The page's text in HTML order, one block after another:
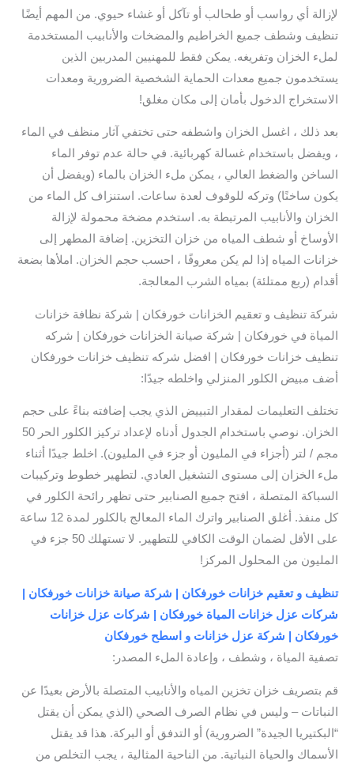
لإزالة أي رواسب أو طحالب أو تآكل أو غشاء حيوي. من المهم أيضًا
تنظيف وشطف جميع الخراطيم والمضخات والأنابيب المستخدمة
لملء الخزان وتفريغه. يمكن فقط للمهنيين المدربين الذين
يستخدمون جميع معدات الحماية الشخصية الضرورية ومعدات
الاستخراج الدخول بأمان إلى مكان مغلق!
بعد ذلك ، اغسل الخزان واشطفه حتى تختفي آثار منظف في الماء
، ويفضل باستخدام غسالة كهربائية. في حالة عدم توفر الماء
الساخن والضغط العالي ، يمكن ملء الخزان بالماء (ويفضل أن
يكون ساخنًا) وتركه للوقوف لعدة ساعات. استنزاف كل الماء من
الخزان والأنابيب المرتبطة به. استخدم مضخة محمولة لإزالة
الأوساخ أو شطف المياه من خزان التخزين. إضافة المطهر إلى
خزانات المياه إذا لم يكن معروفًا ، احسب حجم الخزان. املأها بضعة
أقدام (ربع ممتلئة) بمياه الشرب المعالجة.
شركة تنظيف و تعقيم الخزانات خورفكان | شركة نظافة خزانات
المياة في خورفكان | شركة صيانة الخزانات خورفكان | شركه
تنظيف خزانات خورفكان | افضل شركه تنظيف خزانات خورفكان
أضف مبيض الكلور المنزلي واخلطه جيدًا:
تختلف التعليمات لمقدار التبييض الذي يجب إضافته بناءً على حجم
الخزان. نوصي باستخدام الجدول أدناه لإعداد تركيز الكلور الحر 50
مجم / لتر (أجزاء في المليون أو جزء في المليون). اخلط جيدًا أثناء
ملء الخزان إلى مستوى التشغيل العادي. لتطهير خطوط وتركيبات
السباكة المتصلة ، افتح جميع الصنابير حتى تظهر رائحة الكلور في
كل منفذ. أغلق الصنابير واترك الماء المعالج بالكلور لمدة 12 ساعة
على الأقل لضمان الوقت الكافي للتطهير. لا تستهلك 50 جزء في
المليون من المحلول المركز!
تنظيف و تعقيم خزانات خورفكان | شركة صيانة خزانات خورفكان |
شركات عزل خزانات المياة خورفكان | شركات عزل خزانات
خورفكان | شركة عزل خزانات و اسطح خورفكان
تصفية المياة ، وشطف ، وإعادة الملء المصدر:
قم بتصريف خزان تخزين المياه والأنابيب المتصلة بالأرض بعيدًا عن
النباتات – وليس في نظام الصرف الصحي (الذي يمكن أن يقتل
“البكتيريا الجيدة” الضرورية) أو التدفق أو البركة. هذا قد يقتل
الأسماك والحياة النباتية. من الناحية المثالية ، يجب التخلص من